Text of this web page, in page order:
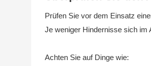
Prüfen Sie vor dem Einsatz
Je weniger Hindernisse sich im
Achten Sie auf Dinge wie: